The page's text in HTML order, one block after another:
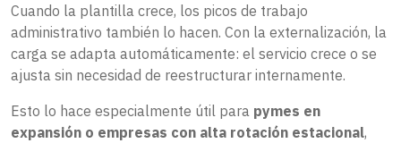
Cuando la plantilla crece, los picos de trabajo
administrativo también lo hacen. Con la externalización, la
carga se adapta automáticamente: el servicio crece o se
ajusta sin necesidad de reestructurar internamente.
Esto lo hace especialmente útil para pymes en
expansión o empresas con alta rotación estacional,